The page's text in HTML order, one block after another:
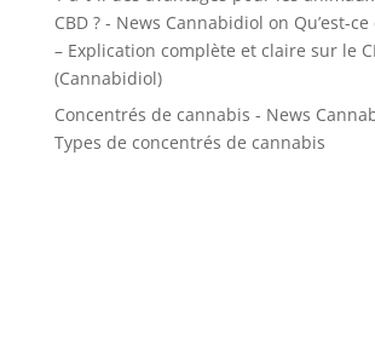
CBD ? - News Cannabidiol on Qu’est-
– Explication complète et claire sur le
(Cannabidiol)
Concentrés de cannabis - News
Types de concentrés de cannabis